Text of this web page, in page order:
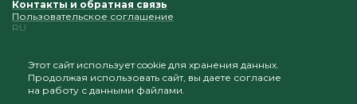
Контакты и обратная связь
Пользовательское соглашение
RU
Приветствуется копирование и размещение
материалов при условии сохранения ссылки на наш
Этот сайт использует cookie для хранения данных.
Продолжая использовать сайт, вы даете согласие
на работу с данными файлами.